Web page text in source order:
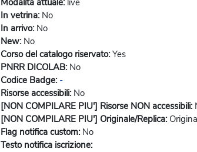
Modalità attuale: live
In vetrina: No
In arrivo: No
New: No
Corso del catalogo riservato: Yes
PNRR DICOLAB: No
Codice Badge: -
Risorse accessibili: No
[NON COMPILARE PIU'] Risorse NON accessibili:
[NON COMPILARE PIU'] Originale/Replica:
Flag notifica custom: No
Testo notifica iscrizione: